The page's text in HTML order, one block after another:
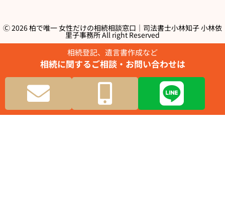
Ⓒ 2026 柏で唯一 女性だけの相続相談窓口｜司法書士小林知子 小林依
里子事務所 All right Reserved
相続登記、遺言書作成など​
相続に関するご相談・お問い合わせは